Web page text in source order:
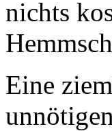
nichts
Eine